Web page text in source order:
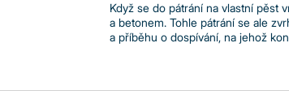
Když se do pátrání na vlastní pěst
a betonem. Tohle pátrání se ale
a příběhu o dospívání, na jehož